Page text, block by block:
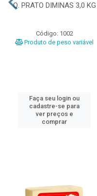
Q. PRATO DIMINAS 3,0 KG
Código: 1002
Produto de peso variável
Faça seu login ou
cadastre-se para
ver preços e
comprar